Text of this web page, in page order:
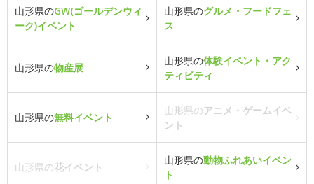
山形県のGW(ゴールデンウィ
ーク)イベント
山形県のグルメ・フードフェ
ス
山形県の物産展
山形県の体験イベント・アク
ティビティ
山形県の無料イベント
山形県のアニメ・ゲームイベ
ント
山形県の花イベント
山形県の動物ふれあいイベン
ト